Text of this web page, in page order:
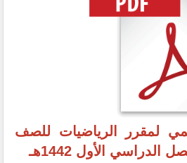
لمقرر الرياضيات للصف
الأول 1442هـ